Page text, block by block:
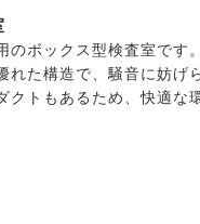
のボックス型検査室です。
れた構造で、騒音に妨げ
クトもあるため、快適な